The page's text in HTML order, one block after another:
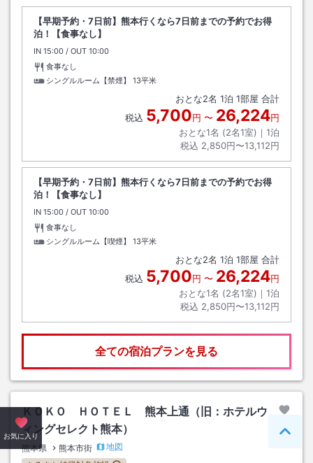
【早期予約・7日前】熊本行くなら7日前までの予約でお得
泊！【食事なし】
IN チェックイン
15:00 / OUT チェックアウト
10:00
食事なし
シングルルーム【禁煙】
13平米
おとな2名 1泊 1部屋 合計
税込 5,700円 〜 26,224円
おとな1名 (2名1室)｜ 1泊
税込 2,850円〜13,112円
【早期予約・7日前】熊本行くなら7日前までの予約でお得
泊！【食事なし】
IN チェックイン
15:00 / OUT チェックアウト
10:00
食事なし
シングルルーム【喫煙】
13平米
おとな2名 1泊 1部屋 合計
税込 5,700円 〜 26,224円
おとな1名 (2名1室)｜ 1泊
税込 2,850円〜13,112円
全ての宿泊プランを見る
ＫＯＫＯ ＨＯＴＥＬ 熊本上通（旧：ホテルウ
ィングセレクト熊本）
熊本県 熊本市街
地図
お気に入り ペー